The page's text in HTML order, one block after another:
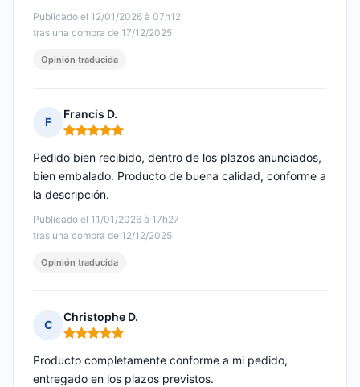
Publicado el 12/01/2026 à 07h12
tras una compra de 17/12/2025
Opinión traducida
F
Francis D.
Nota: 5 de 5
Publicado el 11/01/2026 à 17h27
tras una compra de 12/12/2025
Pedido bien recibido, dentro de los plazos anunciados,
bien embalado. Producto de buena calidad, conforme a
la descripción.
Opinión traducida
C
Christophe D.
Nota: 5 de 5
Producto completamente conforme a mi pedido,
entregado en los plazos previstos.